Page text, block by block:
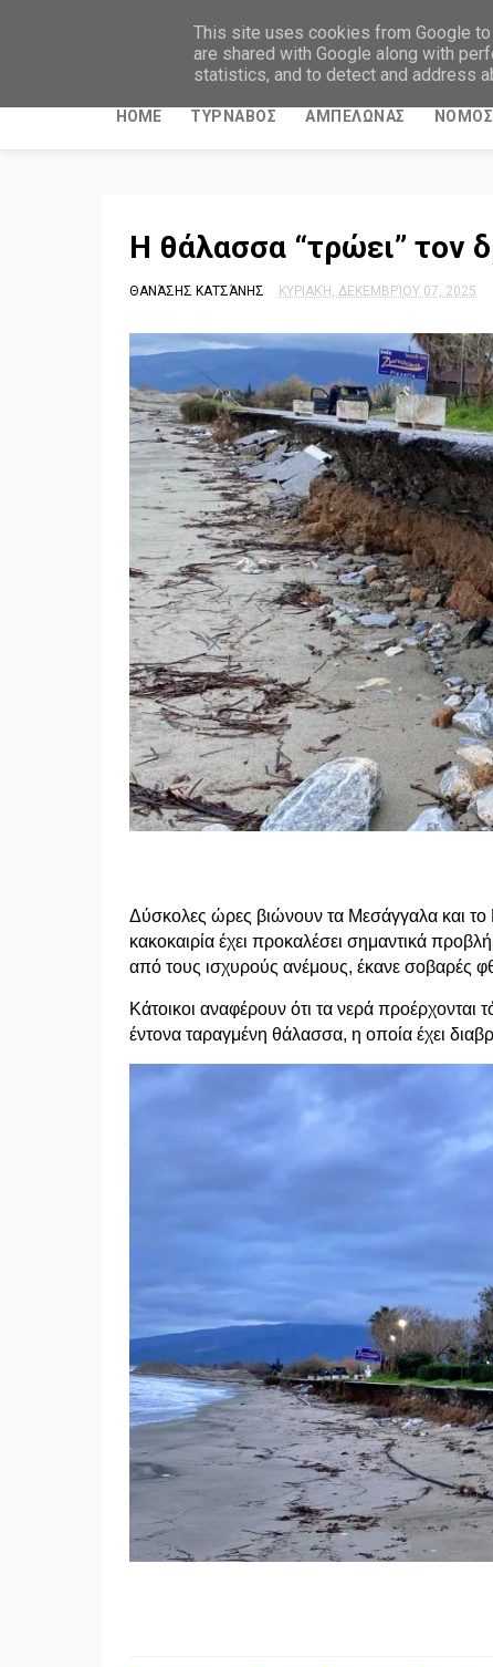
ΤΥΡΝΑΒΙΤΙΚΑ ΝΕΑ
HOME ΤΥΡΝΑΒΟΣ ΑΜΠΕΛΩΝΑΣ ΝΟΜΟΣ
Η θάλασσα “τρώει” τον
ΘΑΝΆΣΗΣ ΚΑΤΣΆΝΗΣ ΚΥΡΙΑΚΉ, ΔΕΚΕΜΒΡΊΟΥ 07, 2025
Δύσκολες ώρες βιώνουν τα Μεσάγγαλα και
κακοκαιρία έχει προκαλέσει σημαντικά
από τους ισχυρούς ανέμους, έκανε σοβαρές
Κάτοικοι αναφέρουν ότι τα νερά
έντονα ταραγμένη θάλασσα, η οποία έχει
This site uses cookies from Google
are shared with Google along with
statistics, and to detect and address